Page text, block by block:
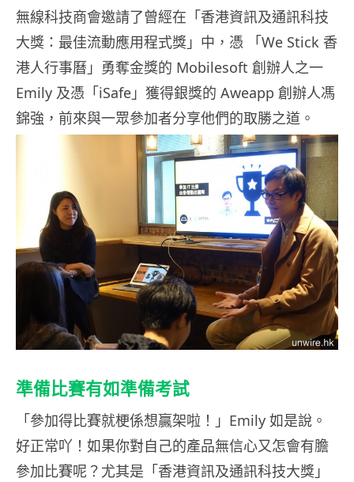
無線科技商會邀請了曾經在「香港資訊及通訊科技
大獎：最佳流動應用程式獎」中，憑 「We Stick 香
港人行事曆」勇奪金獎的 Mobilesoft 創辦人之一
Emily 及憑「iSafe」獲得銀獎的 Aweapp 創辦人馮
錦強，前來與一眾參加者分享他們的取勝之道。
準備比賽有如準備考試
「參加得比賽就梗係想贏架啦！」Emily 如是說。
好正常吖！如果你對自己的產品無信心又怎會有膽
參加比賽呢？尤其是「香港資訊及通訊科技大獎」